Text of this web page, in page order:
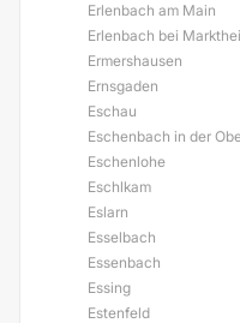
Erlenbach am Main
Erlenbach bei
Ermershausen
Ernsgaden
Eschau
Eschenbach in der
Eschenlohe
Eschlkam
Eslarn
Esselbach
Essenbach
Essing
Estenfeld